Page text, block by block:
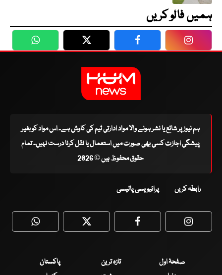
ہمیں فالو کریں
WhatsApp Twitter Facebook
ہم نیوز پر شائع یا نشر ہونے والا مواد ادارتی ٹیم کی کاوش ہے۔ اس مواد کو بغیر
پیشگی اجازت کسی بھی صورت میں استعمال یا نقل کرنا درست نہیں۔ تمام
حقوق محفوظ ہیں © 2026
رابطہ کریں پرائیویسی پالیسی
WhatsApp Twitter Facebook
صفحۂ اول تازہ ترین
پاکستان